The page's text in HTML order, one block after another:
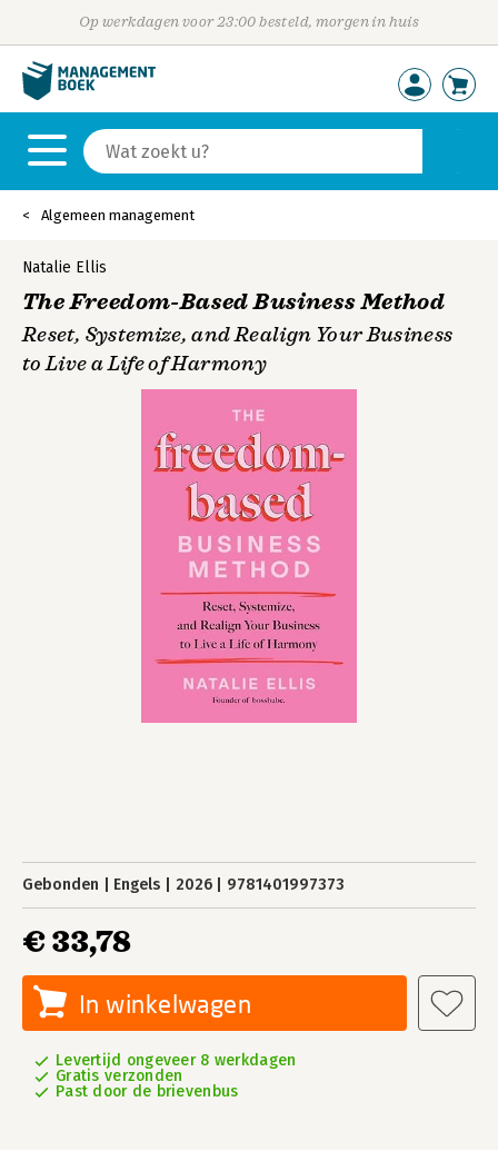
Op werkdagen voor 23:00 besteld, morgen in huis
Algemeen management
Natalie Ellis
The Freedom-Based Business Method
Reset, Systemize, and Realign Your Business
to Live a Life of Harmony
Gebonden Engels 2026 9781401997373
€ 33,78
In winkelwagen
Levertijd ongeveer 8 werkdagen
Gratis verzonden
Past door de brievenbus